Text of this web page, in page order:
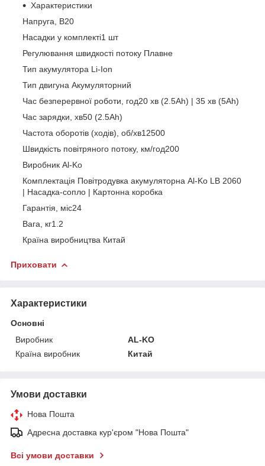
Характеристики
Напруга, В20
Насадки у комплекті1 шт
Регулювання швидкості потоку Плавне
Тип акумулятора Li-Ion
Тип двигуна Акумуляторний
Час безперервної роботи, год20 хв (2.5Ah) | 35 хв (5Ah)
Час зарядки, хв50 (2.5Ah)
Частота оборотів (ходів), об/хв12500
Швидкість повітряного потоку, км/год200
Виробник Al-Ko
Комплектація Повітродувка акумуляторна Al-Ko LB 2060
| Насадка-сопло | Картонна коробка
Гарантія, міс24
Вага, кг1.2
Країна виробництва Китай
Приховати
Характеристики
Основні
Виробник
AL-KO
Країна виробник
Китай
Умови доставки
Нова Пошта
Адресна доставка кур'єром "Нова Пошта"
Всі умови доставки